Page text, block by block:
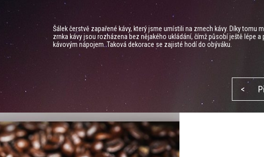
Šálek čerstvě zapařené kávy, který jsme umístili na zrnech kávy. Díky tomu
zrnka kávy jsou rozházena bez nějakého ukládání, čímž působí ještě lépe
kávovým nápojem. Taková dekorace se zajisté hodí do obýváku.
<